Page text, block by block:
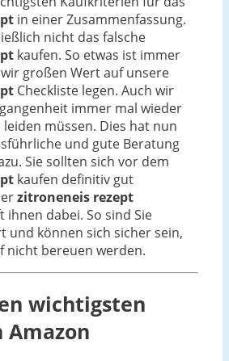
in einer Zusammenfassung.
nicht das falsche
kaufen. So etwas ist immer
großen Wert auf unsere
Checkliste legen. Auch wir
immer mal wieder
müssen. Dies hat nun
und gute Beratung
Sie sollten sich vor dem
kaufen definitiv gut
zitroneneis rezept
dabei. So sind Sie
und können sich sicher sein,
nicht bereuen werden.
wichtigsten
Amazon